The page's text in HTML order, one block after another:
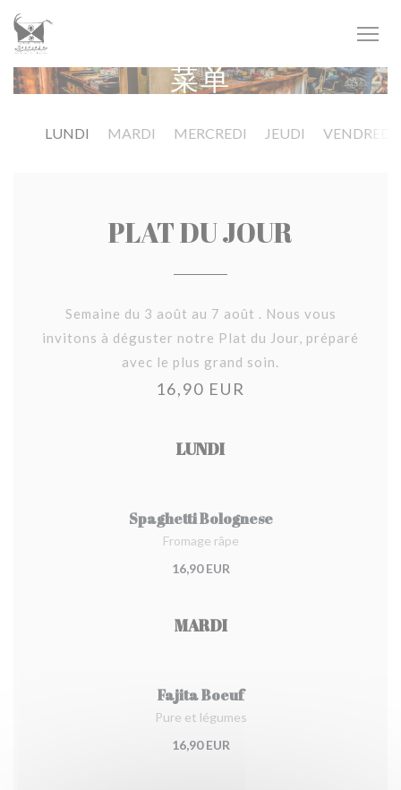
Cookie管理面板
菜单
LUNDI MARDI MERCREDI JEUDI VENDREDI
PLAT DU JOUR
Semaine du 3 août au 7 août . Nous vous
invitons à déguster notre Plat du Jour, préparé
avec le plus grand soin.
16,90 EUR
LUNDI
Spaghetti Bolognese
Fromage râpe
16,90 EUR
MARDI
Fajita Boeuf
Pure et légumes
16,90 EUR